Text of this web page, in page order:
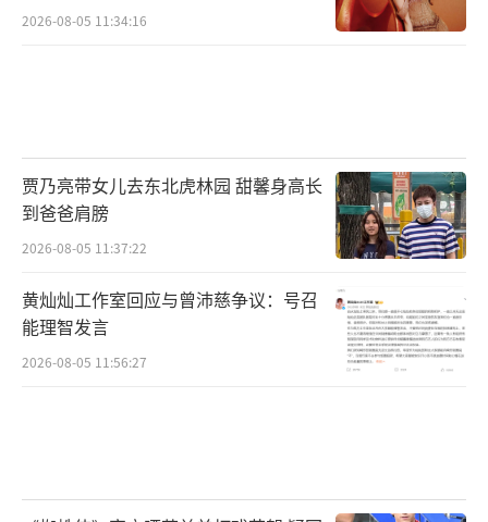
2026-08-05 11:34:16
贾乃亮带女儿去东北虎林园 甜馨身高长
到爸爸肩膀
2026-08-05 11:37:22
黄灿灿工作室回应与曾沛慈争议：号召
能理智发言
2026-08-05 11:56:27